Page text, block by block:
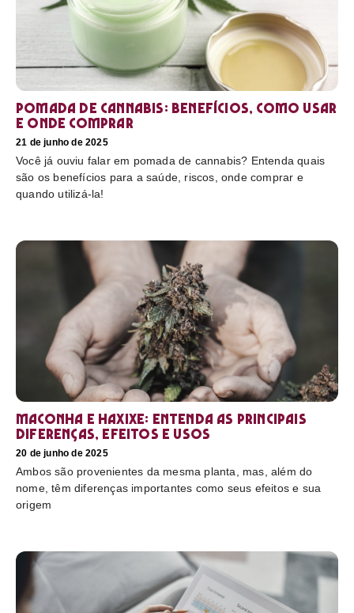
Pomada de cannabis: Benefícios, como usar
e onde comprar
21 de junho de 2025
Você já ouviu falar em pomada de cannabis? Entenda quais
são os benefícios para a saúde, riscos, onde comprar e
quando utilizá-la!
Maconha e haxixe: entenda as principais
diferenças, efeitos e usos
20 de junho de 2025
Ambos são provenientes da mesma planta, mas, além do
nome, têm diferenças importantes como seus efeitos e sua
origem